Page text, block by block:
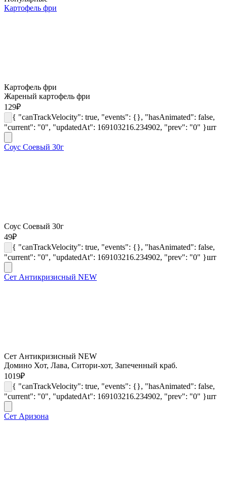
Картофель фри
Картофель фри
Жареный картофель фри
129₽
{ "canTrackVelocity": true, "events": {}, "hasAnimated": false,
"current": "0", "updatedAt": 169103216.234902, "prev": "0" }шт
Соус Соевый 30г
Соус Соевый 30г
49₽
{ "canTrackVelocity": true, "events": {}, "hasAnimated": false,
"current": "0", "updatedAt": 169103216.234902, "prev": "0" }шт
Сет Антикризисный NEW
Сет Антикризисный NEW
Домино Хот, Лава, Ситори-хот, Запеченный краб.
1019₽
{ "canTrackVelocity": true, "events": {}, "hasAnimated": false,
"current": "0", "updatedAt": 169103216.234902, "prev": "0" }шт
Сет Аризона